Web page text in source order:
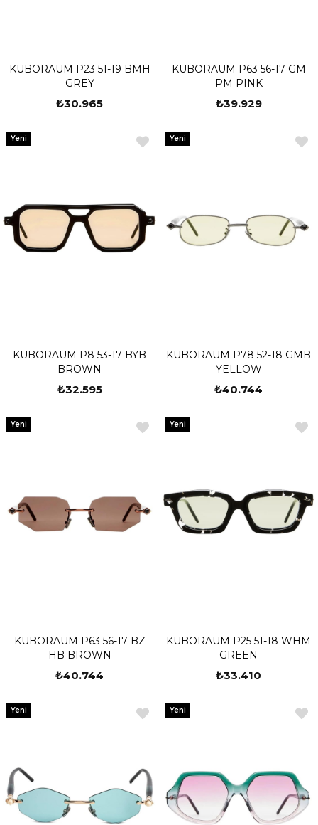
KUBORAUM P23 51-19 BMH
GREY
₺30.965
KUBORAUM P63 56-17 GM
PM PINK
₺39.929
KUBORAUM P8 53-17 BYB
BROWN
₺32.595
Yeni
KUBORAUM P78 52-18 GMB
YELLOW
₺40.744
Yeni
KUBORAUM P63 56-17 BZ
HB BROWN
₺40.744
Yeni
KUBORAUM P25 51-18 WHM
GREEN
₺33.410
Yeni
Yeni
Yeni